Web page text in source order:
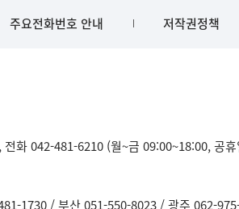
주요전화번호 안내 저작권정책
화 042-481-6210 (월~금 09:00~18:00, 공
1730 부산 051-550-8023 광주 062-